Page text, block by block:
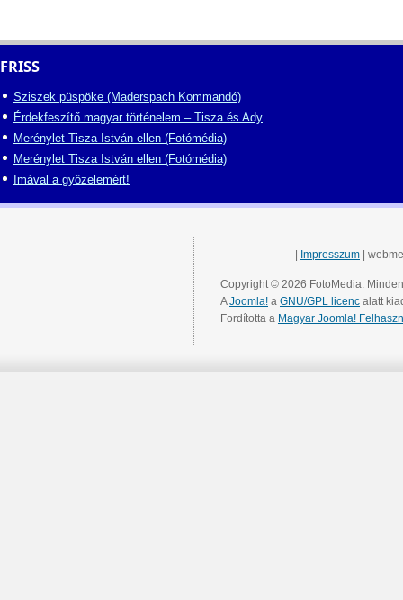
FRISS
Sziszek püspöke (Maderspach Kommandó)
Érdekfeszítő magyar történelem – Tisza és Ady
Merénylet Tisza István ellen (Fotómédia)
Merénylet Tisza István ellen (Fotómédia)
Imával a győzelemért!
Impresszum |
Copyright © 2026 FotoMedia.
AJoomla! a GNU/GPL licenc alatt
Fordította a Magyar Joomla!